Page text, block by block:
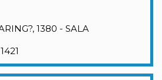
1380 - SALA